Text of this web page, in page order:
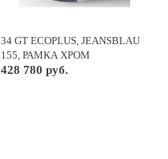
34 GT ECOPLUS, JEANSBLAU
155, РАМКА ХРОМ
428 780 руб.